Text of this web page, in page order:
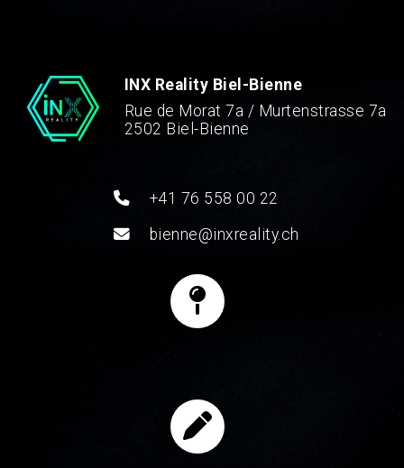
INX Reality Biel-Bienne
Rue de Morat 7a / Murtenstrasse 7a
2502 Biel-Bienne
+41 76 558 00 22
bienne@inxreality.ch